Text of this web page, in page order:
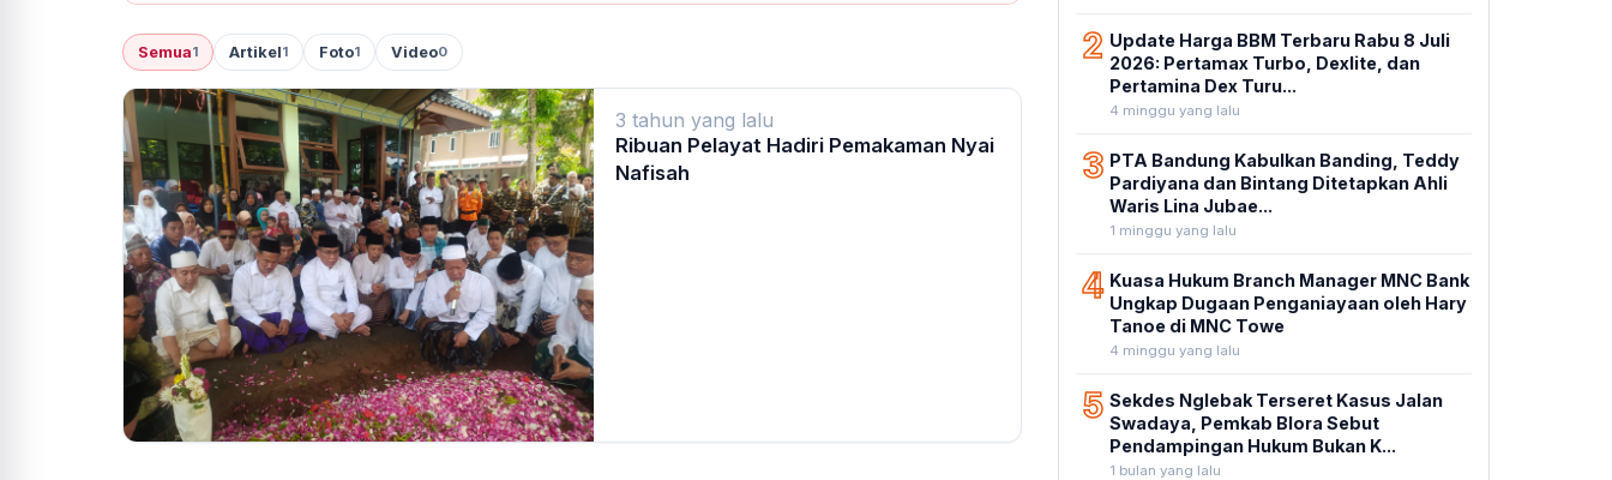
Semua1 Artikel1 Foto1 Video0
3 tahun yang lalu
Ribuan Pelayat Hadiri Pemakaman Nyai
Nafisah
2 Update Harga BBM Terbaru Rabu 8 Juli
2026: Pertamax Turbo, Dexlite, dan
Pertamina Dex Turu...
4 minggu yang lalu
3 PTA Bandung Kabulkan Banding, Teddy
Pardiyana dan Bintang Ditetapkan Ahli
Waris Lina Jubae...
1 minggu yang lalu
4 Kuasa Hukum Branch Manager MNC Bank
Ungkap Dugaan Penganiayaan oleh Hary
Tanoe di MNC Towe
4 minggu yang lalu
5 Sekdes Nglebak Terseret Kasus Jalan
Swadaya, Pemkab Blora Sebut
Pendampingan Hukum Bukan K...
1 bulan yang lalu